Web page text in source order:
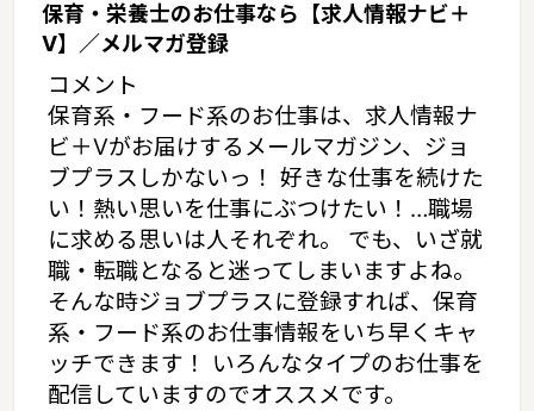
保育・栄養士のお仕事なら【求人情報ナビ＋
V】／メルマガ登録
コメント
保育系・フード系のお仕事は、求人情報ナ
ビ＋Vがお届けするメールマガジン、ジョ
ブプラスしかないっ！ 好きな仕事を続けた
い！熱い思いを仕事にぶつけたい！…職場
に求める思いは人それぞれ。 でも、いざ就
職・転職となると迷ってしまいますよね。
そんな時ジョブプラスに登録すれば、保育
系・フード系のお仕事情報をいち早くキャ
ッチできます！ いろんなタイプのお仕事を
配信していますのでオススメです。